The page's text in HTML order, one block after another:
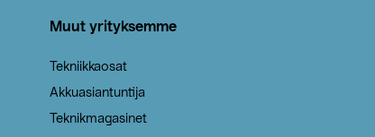
Muut yrityksemme
Tekniikkaosat
Akkuasiantuntija
Teknikmagasinet